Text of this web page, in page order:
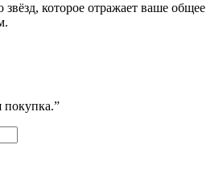
которое отражает ваше общее